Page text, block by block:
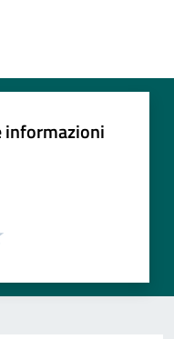
informazioni